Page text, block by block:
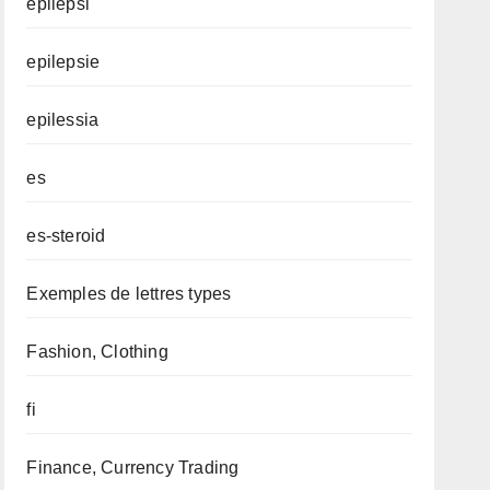
epilepsi
epilepsie
epilessia
es
es-steroid
Exemples de lettres types
Fashion, Clothing
fi
Finance, Currency Trading